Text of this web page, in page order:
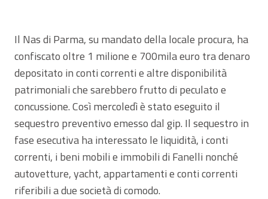
Il Nas di Parma, su mandato della locale procura, ha
confiscato oltre 1 milione e 700mila euro tra denaro
depositato in conti correnti e altre disponibilità
patrimoniali che sarebbero frutto di peculato e
concussione. Così mercoledì è stato eseguito il
sequestro preventivo emesso dal gip. Il sequestro in
fase esecutiva ha interessato le liquidità, i conti
correnti, i beni mobili e immobili di Fanelli nonché
autovetture, yacht, appartamenti e conti correnti
riferibili a due società di comodo.